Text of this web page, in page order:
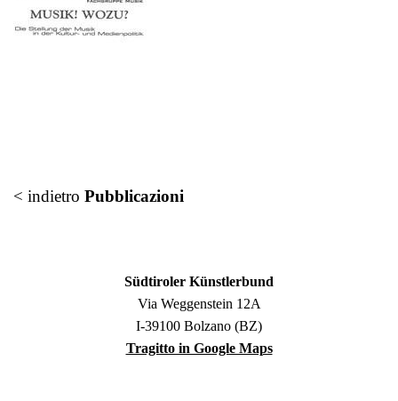
< indietro Pubblicazioni
Südtiroler Künstlerbund
Via Weggenstein 12A
I-39100 Bolzano (BZ)
Tragitto in Google Maps